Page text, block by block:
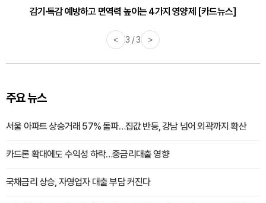
감기·독감 예방하고 면역력 높이는 4가지 영양제 [카드뉴스]
< 3 / 3 >
주요 뉴스
서울 아파트 상승거래 57% 돌파…집값 반등, 강남 넘어 외곽까지 확산
카드론 확대에도 수익성 하락…중금리대출 영향
국채금리 상승, 자영업자 대출 부담 커진다